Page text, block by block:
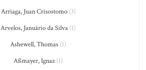
Arriaga, Juan Crisostomo(3)
Arvelos, Januário da Silva (1)
Ashewell, Thomas (1)
Aßmayer, Ignaz (1)